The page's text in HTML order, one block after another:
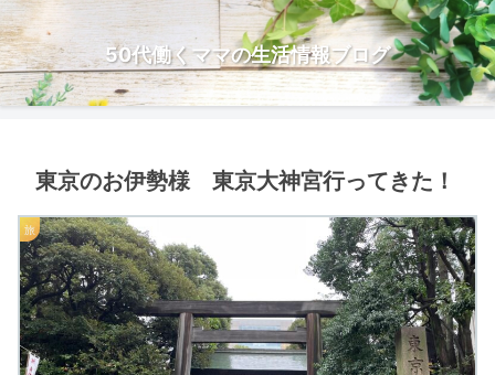
50代働くママの生活情報ブログ
東京のお伊勢様 東京大神宮行ってきた！
旅